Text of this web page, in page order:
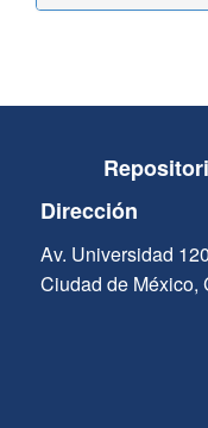
Dirección
Av. Universidad
Ciudad de México,